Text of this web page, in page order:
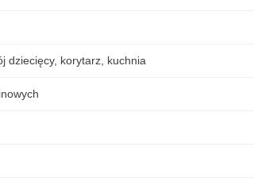
dziecięcy, korytarz kuchnia